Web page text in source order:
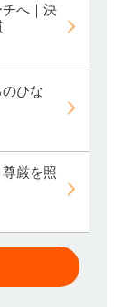
へ｜決
ひな
厳を照